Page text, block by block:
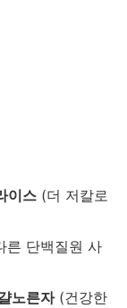
이스 (더 저칼로
른 단백질원 사
노른자(건강한